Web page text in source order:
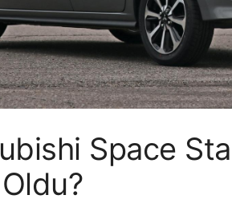
Space